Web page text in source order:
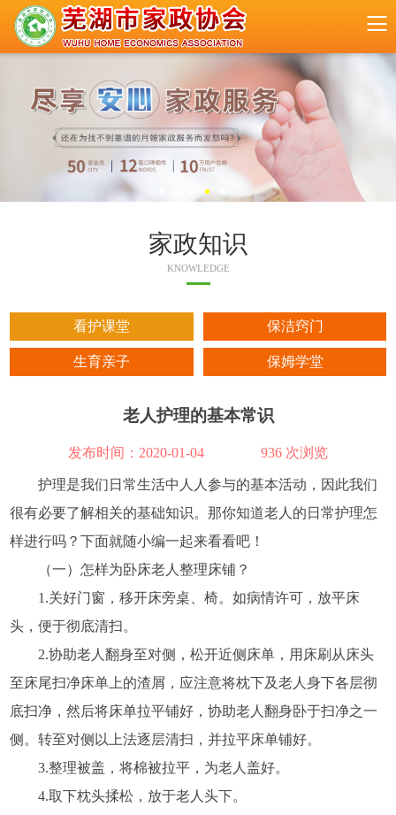
家政知识
KNOWLEDGE
看护课堂 保洁窍门
生育亲子 保姆学堂
老人护理的基本常识
发布时间：2020-01-04 936 次浏览
护理是我们日常生活中人人参与的基本活动，因此我们
很有必要了解相关的基础知识。那你知道老人的日常护理怎
样进行吗？下面就随小编一起来看看吧！
（一）怎样为卧床老人整理床铺？
1.关好门窗，移开床旁桌、椅。如病情许可，放平床
头，便于彻底清扫。
2.协助老人翻身至对侧，松开近侧床单，用床刷从床头
至床尾扫净床单上的渣屑，应注意将枕下及老人身下各层彻
底扫净，然后将床单拉平铺好，协助老人翻身卧于扫净之一
侧。转至对侧以上法逐层清扫，并拉平床单铺好。
3.整理被盖，将棉被拉平，为老人盖好。
4.取下枕头揉松，放于老人头下。